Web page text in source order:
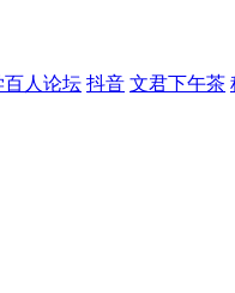
百人论坛 抖音 文君下午茶